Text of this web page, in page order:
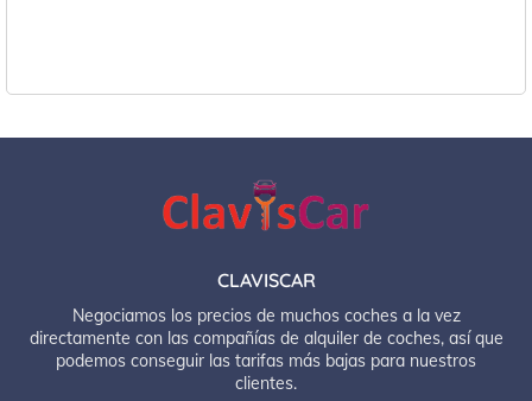
CLAVISCAR
Negociamos los precios de muchos coches a la vez
directamente con las compañías de alquiler de coches, así que
podemos conseguir las tarifas más bajas para nuestros
clientes.